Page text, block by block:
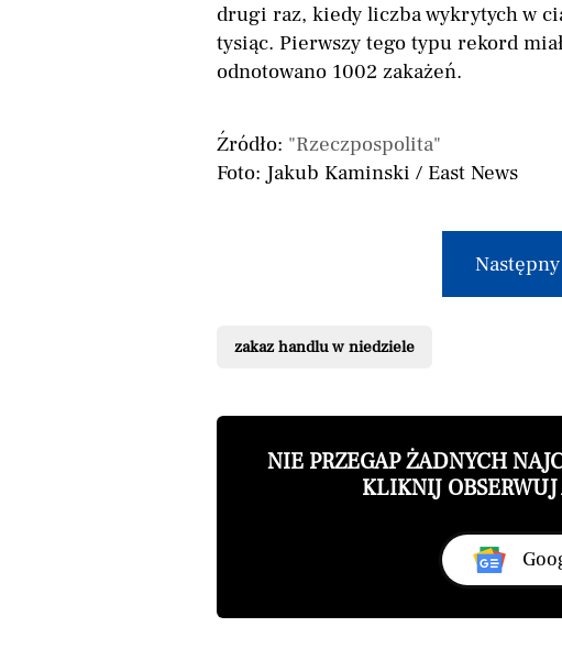
drugi raz, kiedy liczba wykrytych w
tysiąc. Pierwszy tego typu rekord
odnotowano 1002 zakażeń.
Źródło: "Rzeczpospolita"
Foto: Jakub Kaminski / East News
zakaz handlu w niedziele
NIE PRZEGAP ŻADNYCH
KLIKNIJ